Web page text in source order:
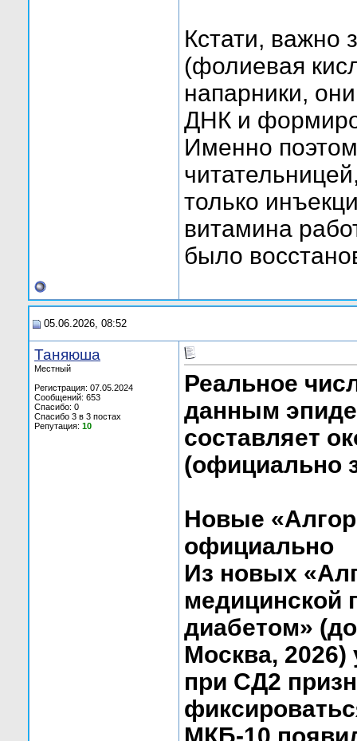
Кстати, важно
(фолиевая
напарники,
ДНК и
Именно
только
витамина
было
05.06.2026, 08:52
Таняюша
Местный
Регистрация: 07.05.2024
Сообщений: 653
Спасибо: 0
Спасибо 3 в 3 постах
Репутация: 10
Реальное
данным
составляет
(официально
Новые
официально
Из новых
диабетом»
Москва, 2026)
при СД2